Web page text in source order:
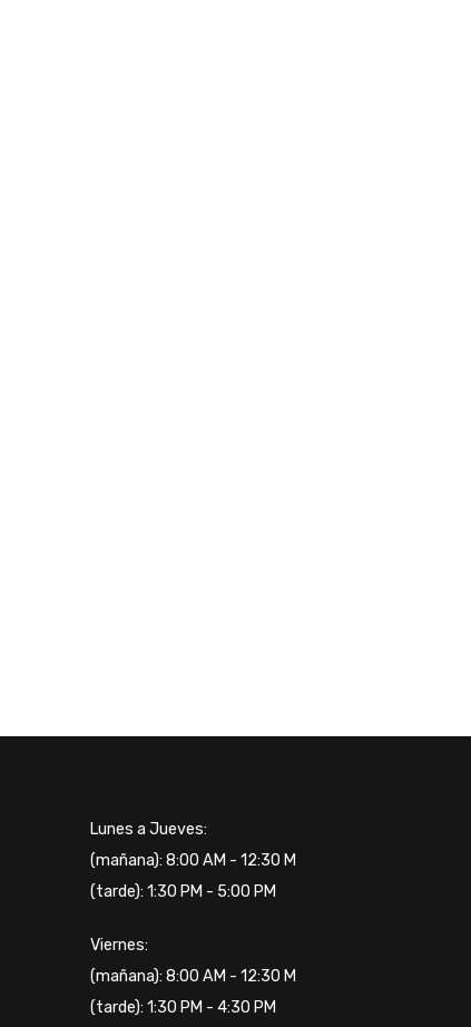
Lunes a Jueves:
(mañana): 8:00 AM - 12:30 M
(tarde): 1:30 PM - 5:00 PM
Viernes:
(mañana): 8:00 AM - 12:30 M
(tarde): 1:30 PM - 4:30 PM